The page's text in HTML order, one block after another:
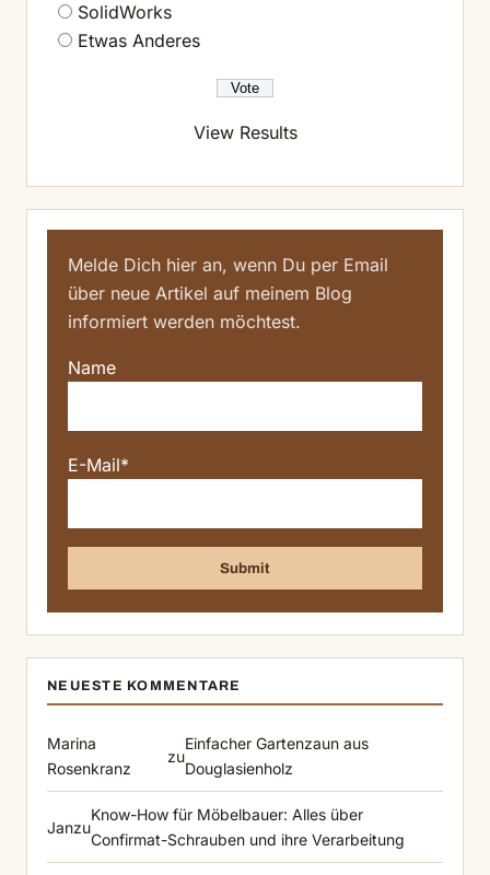
SolidWorks
Etwas Anderes
View Results
Melde Dich hier an, wenn Du per Email
über neue Artikel auf meinem Blog
informiert werden möchtest.
Name
E-Mail*
NEUESTE KOMMENTARE
Marina
Rosenkranz
zu
Einfacher Gartenzaun aus
Douglasienholz
Janzu
Know-How für Möbelbauer: Alles über
Confirmat-Schrauben und ihre Verarbeitung